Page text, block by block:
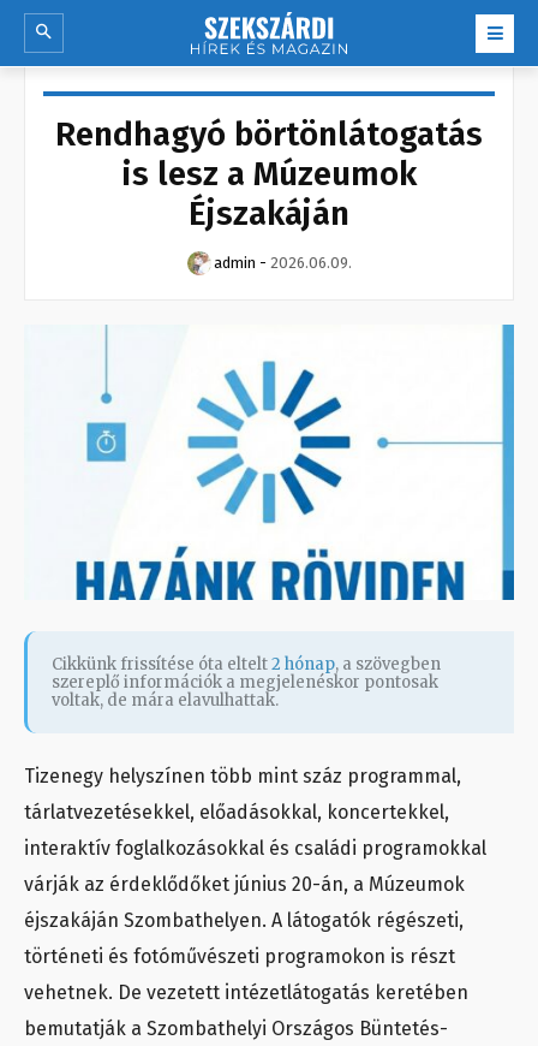
Rendhagyó börtönlátogatás
is lesz a Múzeumok
Éjszakáján
admin - 2026.06.09.
Cikkünk frissítése óta eltelt2 hónap, a szövegben
szereplő információk a megjelenéskor pontosak
voltak, de mára elavulhattak.
Tizenegy helyszínen több mint száz programmal,
tárlatvezetésekkel, előadásokkal, koncertekkel,
interaktív foglalkozásokkal és családi programokkal
várják az érdeklődőket június 20-án, a Múzeumok
éjszakáján Szombathelyen. A látogatók régészeti,
történeti és fotóművészeti programokon is részt
vehetnek. De vezetett intézetlátogatás keretében
bemutatják a Szombathelyi Országos Büntetés-